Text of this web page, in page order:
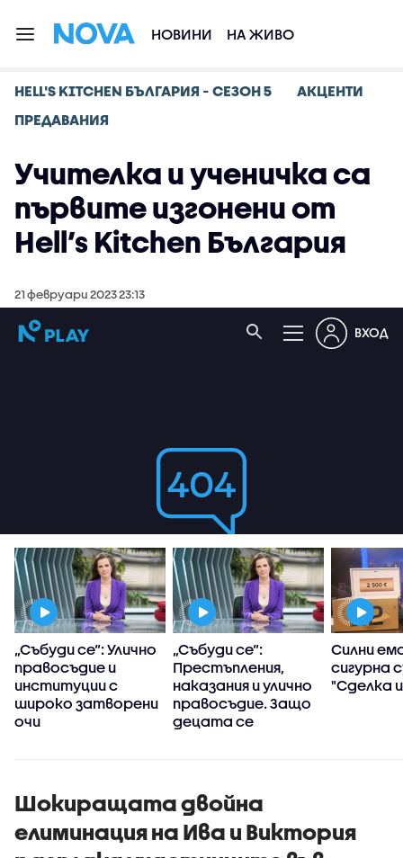
НОВИНИ НА ЖИВО
HELL'S KITCHEN БЪЛГАРИЯ - СЕЗОН 5
АКЦЕНТИ
ПРЕДАВАНИЯ
Учителка и ученичка са
първите изгонени от
Hell’s Kitchen България
21 февруари 2023 23:13
„Събуди се“: Улично
правосъдие и
институции с
широко затворени
очи
„Събуди се“:
Престъпления,
наказания и улично
правосъдие. Защо
децата се
убийци?
Силни
сигурна
"Сделка
Шокиращата двойна
елиминация на Ива и Виктория